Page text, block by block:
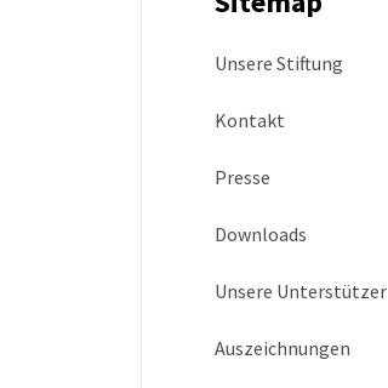
Unsere Stiftung
Kontakt
Presse
Downloads
Unsere Unterstützer
Auszeichnungen